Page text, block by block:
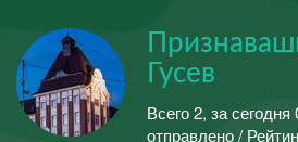
Гусев
Всего 2, за
отправлено /